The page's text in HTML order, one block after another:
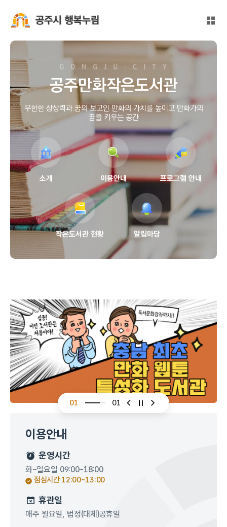
전체
공주만화작은도서관
무한한 상상력과 꿈의 보고인 만화의 가치를 높이고 만화가의
꿈을 키우는 공간
소개 이용안내 프로그램 안내
작은도서관 현황 알림마당
01 01
슬라이드 이전슬라이드 다음
이용안내
운영시간
화~일요일 09:00~18:00
점심시간 12:00~13:00
휴관일
매주 월요일, 법정(대체)공휴일